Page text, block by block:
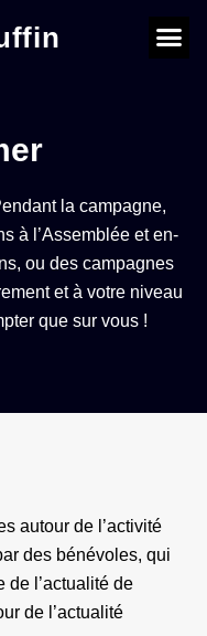
la campagne,
à l’Assemblée et en-
ou des campagnes
et à votre niveau
que sur vous !
autour de l’activité
des bénévoles, qui
de l’actualité de
de l’actualité